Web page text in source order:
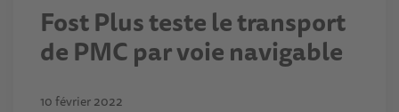
Fost Plus teste le transport
de PMC par voie navigable
10 février 2022